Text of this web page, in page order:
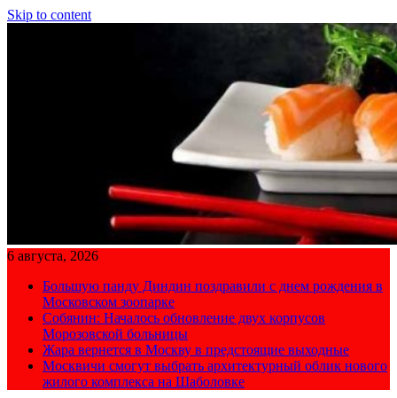
Skip to content
6 августа, 2026
Большую панду Диндин поздравили с днем рождения в
Московском зоопарке
Собянин: Началось обновление двух корпусов
Морозовской больницы
Жара вернется в Москву в предстоящие выходные
Москвичи смогут выбрать архитектурный облик нового
жилого комплекса на Шаболовке